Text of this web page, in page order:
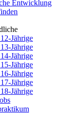
Entwicklung
Jährige
Jährige
Jährige
Jährige
Jährige
Jährige
Jährige